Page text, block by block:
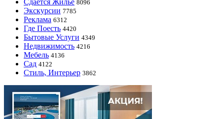
8096
Экскурсии 7785
Реклама 6312
Где Поесть 4420
Бытовые Услуги 4349
Недвижимость 4216
Мебель 4136
Сад 4122
Стиль, Интерьер 3862